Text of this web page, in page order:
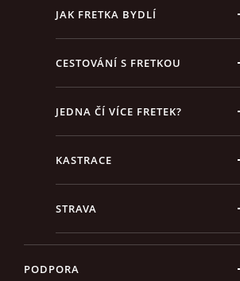
JAK FRETKA BYDLÍ
CESTOVÁNÍ S FRETKOU
JEDNA ČÍ VÍCE FRETEK?
KASTRACE
STRAVA
PODPORA